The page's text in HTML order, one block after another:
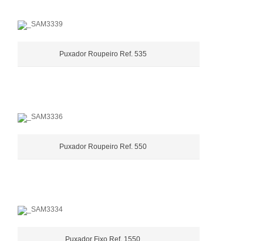
Puxador Roupeiro Ref. 535
Puxador Roupeiro Ref. 550
Puxador Fixo Ref. 1550